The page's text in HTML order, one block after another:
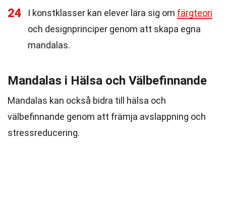
24 I konstklasser kan elever lära sig om färgteori
och designprinciper genom att skapa egna
mandalas.
Mandalas i Hälsa och Välbefinnande
Mandalas kan också bidra till hälsa och
välbefinnande genom att främja avslappning och
stressreducering.